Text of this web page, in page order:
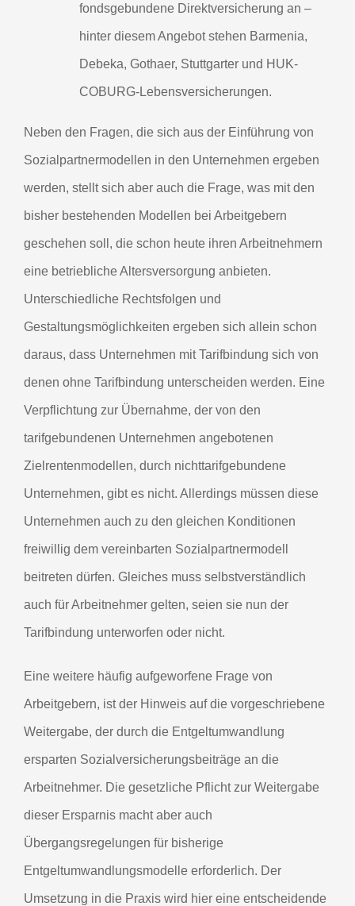
fondsgebundene Direktversicherung an –
hinter diesem Angebot stehen Barmenia,
Debeka, Gothaer, Stuttgarter und HUK-
COBURG-Lebensversicherungen.
Neben den Fragen, die sich aus der Einführung von
Sozialpartnermodellen in den Unternehmen ergeben
werden, stellt sich aber auch die Frage, was mit den
bisher bestehenden Modellen bei Arbeitgebern
geschehen soll, die schon heute ihren Arbeitnehmern
eine betriebliche Altersversorgung anbieten.
Unterschiedliche Rechtsfolgen und
Gestaltungsmöglichkeiten ergeben sich allein schon
daraus, dass Unternehmen mit Tarifbindung sich von
denen ohne Tarifbindung unterscheiden werden. Eine
Verpflichtung zur Übernahme, der von den
tarifgebundenen Unternehmen angebotenen
Zielrentenmodellen, durch nichttarifgebundene
Unternehmen, gibt es nicht. Allerdings müssen diese
Unternehmen auch zu den gleichen Konditionen
freiwillig dem vereinbarten Sozialpartnermodell
beitreten dürfen. Gleiches muss selbstverständlich
auch für Arbeitnehmer gelten, seien sie nun der
Tarifbindung unterworfen oder nicht.
Eine weitere häufig aufgeworfene Frage von
Arbeitgebern, ist der Hinweis auf die vorgeschriebene
Weitergabe, der durch die Entgeltumwandlung
ersparten Sozialversicherungsbeiträge an die
Arbeitnehmer. Die gesetzliche Pflicht zur Weitergabe
dieser Ersparnis macht aber auch
Übergangsregelungen für bisherige
Entgeltumwandlungsmodelle erforderlich. Der
Umsetzung in die Praxis wird hier eine entscheidende